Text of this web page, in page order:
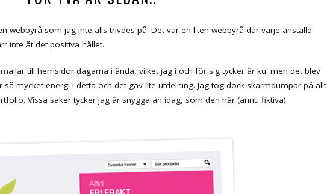
webbyrå som jag inte alls trivdes på. Det var en liten webbyrå där varje anställd
inte åt det positiva hållet.
till hemsidor dagarna i ända, vilket jag i och för sig tycker är kul men det blev
mycket energi i detta och det gav lite utdelning. Jag tog dock skärmdumpar på allt
Vissa saker tycker jag är snygga än idag, som den här (ännu fiktiva)